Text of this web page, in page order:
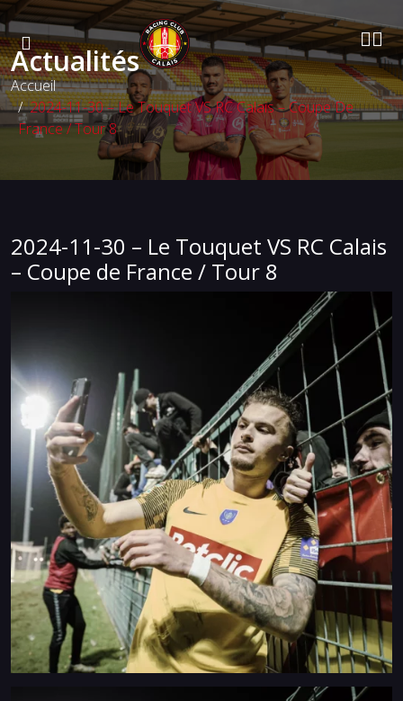
Actualités
Accueil
2024-11-30 – Le Touquet VS RC Calais – Coupe De
France / Tour 8
2024-11-30 – Le Touquet VS RC Calais
– Coupe de France / Tour 8